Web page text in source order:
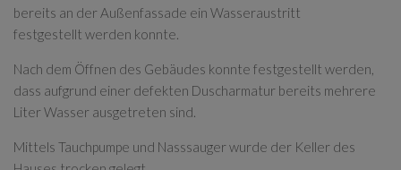
bereits an der Außenfassade ein Wasseraustritt
festgestellt werden konnte.
Nach dem Öffnen des Gebäudes konnte festgestellt werden,
dass aufgrund einer defekten Duscharmatur bereits mehrere
Liter Wasser ausgetreten sind.
Mittels Tauchpumpe und Nasssauger wurde der Keller des